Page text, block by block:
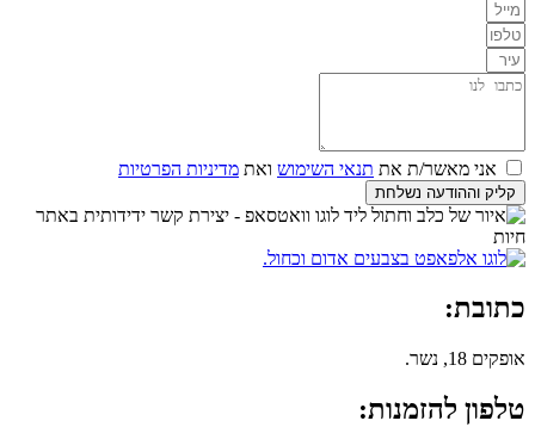
אני מאשר/ת את תנאי השימוש ואת מדיניות הפרטיות
קליק וההודעה נשלחת
כתובת:
אופקים 18, נשר.
טלפון להזמנות: